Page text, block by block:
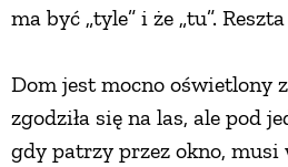
ma być „tyle” i że „tu”.
Dom jest mocno oświetlony
zgodziła się na las, ale pod
gdy patrzy przez okno, musi